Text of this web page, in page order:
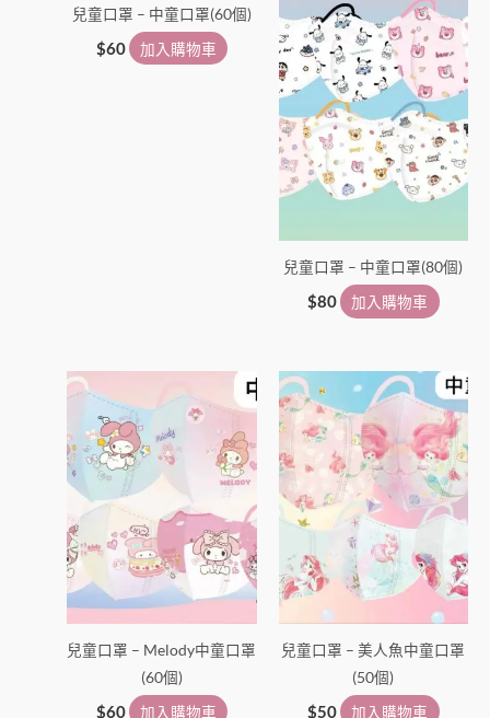
兒童口罩 – 中童口罩(60個)
$60 加入購物車
兒童口罩 – 中童口罩(80個)
$80 加入購物車
兒童口罩 – Melody中童口罩
(60個)
$60 加入購物車
兒童口罩 – 美人魚中童口罩
(50個)
$50 加入購物車